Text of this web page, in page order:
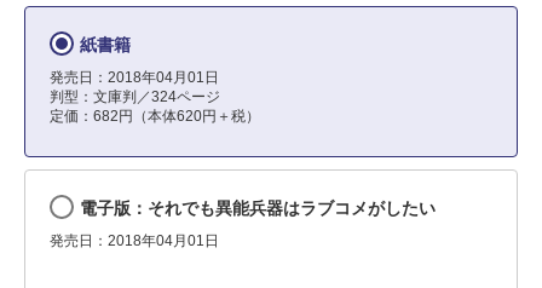
紙書籍
発売日：2018年04月01日
判型：文庫判／324ページ
定価：682円（本体620円＋税）
電子版：それでも異能兵器はラブコメがしたい
発売日：2018年04月01日